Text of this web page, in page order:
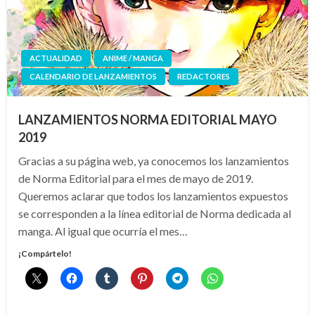
ACTUALIDAD
ANIME / MANGA
CALENDARIO DE LANZAMIENTOS
REDACTORES
LANZAMIENTOS NORMA EDITORIAL MAYO
2019
Gracias a su página web, ya conocemos los lanzamientos
de Norma Editorial para el mes de mayo de 2019.
Queremos aclarar que todos los lanzamientos expuestos
se corresponden a la línea editorial de Norma dedicada al
manga. Al igual que ocurría el mes…
¡Compártelo!